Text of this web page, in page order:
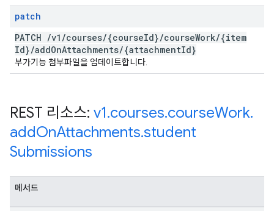
patch
PATCH /v1 /courses/{courseId}/courseWork/{item
Id}/addOnAttachments/{attachmentId}
부가기능 첨부파일을 업데이트합니다.
REST 리소스: v1.courses.courseWork.
addOnAttachments.student
Submissions
메서드